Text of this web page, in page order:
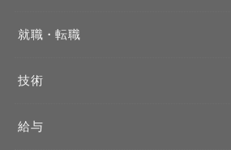
就職・転職
技術
給与